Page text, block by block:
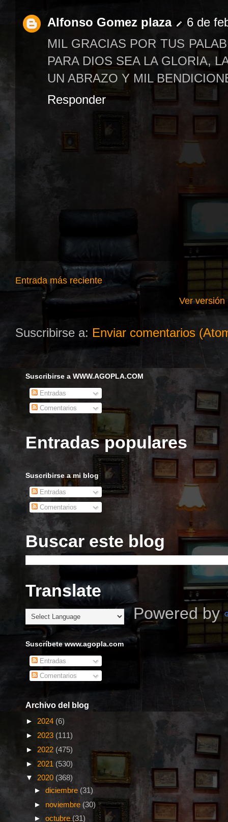
Alfonso Gomez plaza
6 de
MIL GRACIAS POR TUS
PARA DIOS SEA LA GLORIA,
UN ABRAZO Y MIL
Responder
Entrada más reciente
Ver versión
Suscribirse a: Enviar comentarios
Suscribirse a WWW.AGOPLA.COM
Entradas
Comentarios
Entradas populares
Suscribirse a mi blog
Entradas
Comentarios
Buscar este blog
Translate
Powered by
Suscríbete www.agopla.com
Entradas
Comentarios
Archivo del blog
► 2024 (6)
► 2023 (111)
► 2022 (475)
► 2021 (530)
▼ 2020 (368)
► diciembre (31)
► noviembre (30)
► octubre(31)